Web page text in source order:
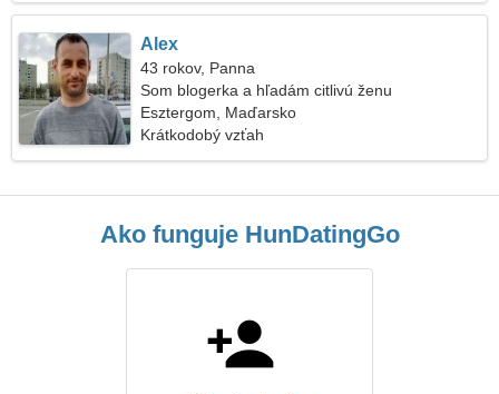
Alex
43 rokov, Panna
Som blogerka a hľadám citlivú ženu
Esztergom, Maďarsko
Krátkodobý vzťah
Ako funguje HunDatingGo